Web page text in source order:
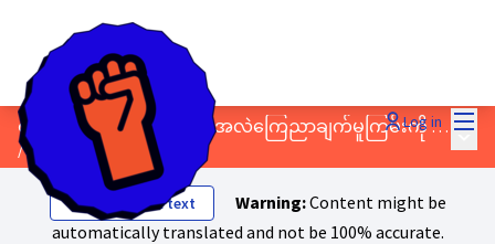
Log inတရားမျှတသော အပြောင်းအလဲကြေညာချက်မူကြမ်းကို ဆွေးနွေးပါ!
/Proposals
Main
Show original text Warning:Content might be
automatically translated and not be 100% accurate.